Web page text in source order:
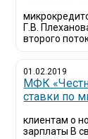
Г.В.
второго
01.02.2019
МФК
ставки по
клиентам о
зарплаты В